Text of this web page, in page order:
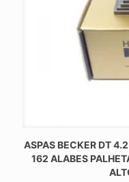
ASPAS BECKER DT
162 ALABES